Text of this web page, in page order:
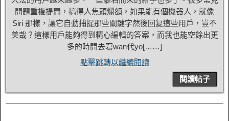
問題重複提問，搞得人焦頭爛額，如果能有個機器人，就像
Siri 那樣，讓它自動捕捉那些關鍵字然後回复這些用戶，豈不
美哉？這樣用戶能夠得到精心編輯的答案，而我也能空餘出更
多的時間去寫wan代yo[……]
點擊跳轉以繼續閱讀
閱讀帖子